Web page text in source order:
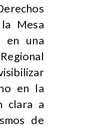
Mesa
en una
en la
clara a
de